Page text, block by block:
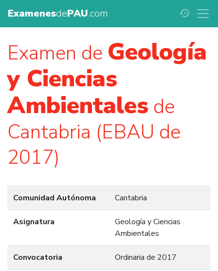
ExamenesdePAU.com history
Examen de Geología
y Ciencias
Ambientales de
Cantabria (EBAU de
2017)
Comunidad Autónoma Cantabria
Asignatura
Geología y Ciencias
Ambientales
Convocatoria Ordinaria de 2017